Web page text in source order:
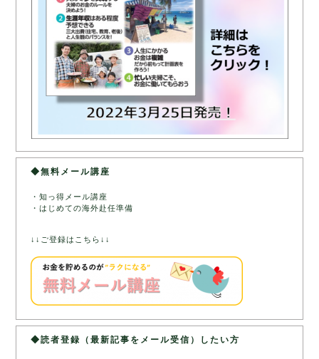
◆無料メール講座
・知っ得メール講座
・はじめての海外赴任準備
↓↓ご登録はこちら↓↓
◆読者登録（最新記事をメール受信）したい方